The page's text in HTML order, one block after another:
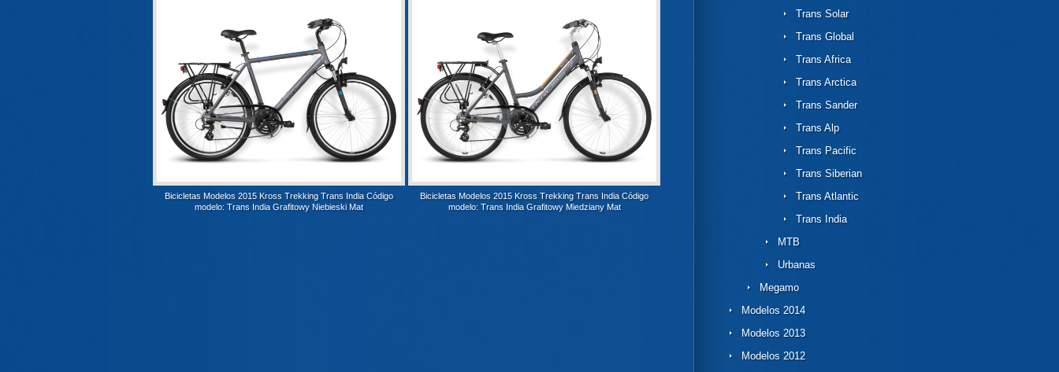
Bicicletas Modelos 2015 Kross Trekking Trans India Código
modelo: Trans India Grafitowy Niebieski Mat
Bicicletas Modelos 2015 Kross Trekking Trans India Código
modelo: Trans India Grafitowy Miedziany Mat
Trans Solar
Trans Global
Trans Africa
Trans Arctica
Trans Sander
Trans Alp
Trans Pacific
Trans Siberian
Trans Atlantic
Trans India
MTB
Urbanas
Megamo
Modelos 2014
Modelos 2013
Modelos 2012